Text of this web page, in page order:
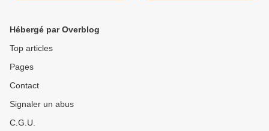
Hébergé par Overblog
Top articles
Pages
Contact
Signaler un abus
C.G.U.